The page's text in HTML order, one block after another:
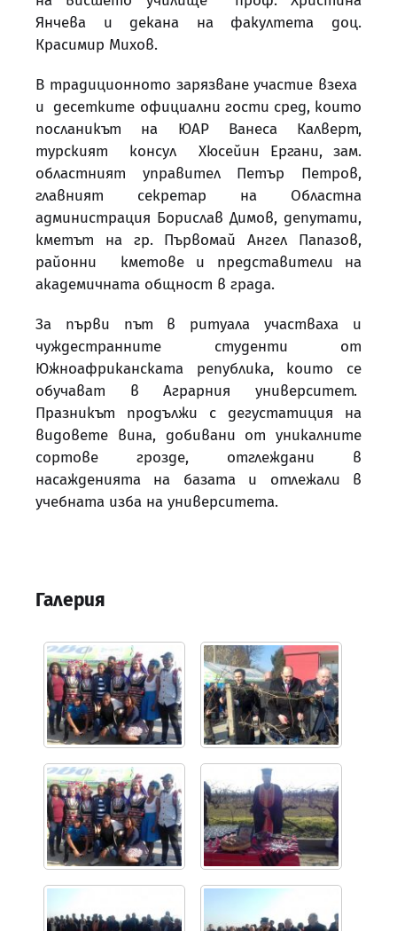
Янчева и декана на факултета доц.
Красимир Михов.
В традиционното зарязване участие взеха
и десетките официални гости сред, които
посланикът на ЮАР Ванеса Калверт,
турският консул Хюсейин Ергани, зам.
областният управител Петър Петров,
главният секретар на Областна
администрация Борислав Димов, депутати,
кметът на гр. Първомай Ангел Папазов,
районни кметове и представители на
академичната общност в града.
За първи път в ритуала участваха и
чуждестранните студенти от
Южноафриканската република, които се
обучават в Аграрния университет.
Празникът продължи с дегустатиция на
видовете вина, добивани от уникалните
сортове грозде, отглеждани в
насажденията на базата и отлежали в
учебната изба на университета.
Галерия